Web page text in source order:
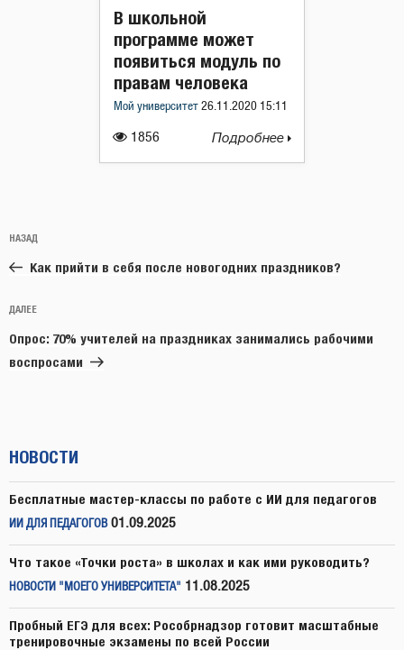
1856
В школьной
программе может
появиться модуль по
правам человека
Мой университет 26.11.2020 15:11
Подробнее
по
записям
Предыдущая
запись:
НАЗАД
Как прийти в себя после новогодних праздников?
Следующая
запись
ДАЛЕЕ
Опрос: 70% учителей на праздниках занимались рабочими
воспросами
НОВОСТИ
Бесплатные мастер-классы по работе с ИИ для педагогов
ИИ ДЛЯ ПЕДАГОГОВ 01.09.2025
Что такое «Точки роста» в школах и как ими руководить?
НОВОСТИ "МОЕГО УНИВЕРСИТЕТА" 11.08.2025
Пробный ЕГЭ для всех: Рособрнадзор готовит масштабные
тренировочные экзамены по всей России